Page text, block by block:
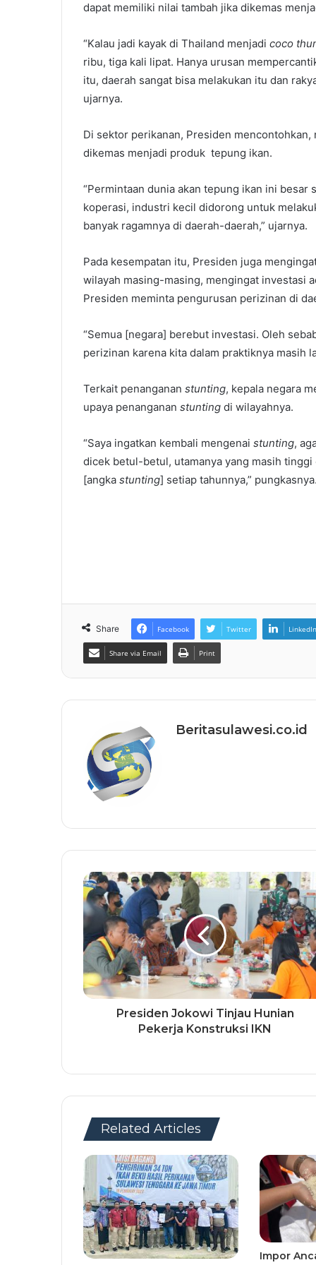
dapat memiliki nilai tambah jika dikemas
“Kalau jadi kayak di Thailand menjadi coco
ribu, tiga kali lipat. Hanya urusan
itu, daerah sangat bisa melakukan itu dan
ujarnya.
Di sektor perikanan, Presiden
dikemas menjadi produk tepung ikan.
“Permintaan dunia akan tepung ikan ini besar
koperasi, industri kecil didorong untuk
banyak ragamnya di daerah-daerah,” ujarnya.
Pada kesempatan itu, Presiden juga
wilayah masing-masing, mengingat investasi
Presiden meminta pengurusan perizinan di
“Semua [negara] berebut investasi. Oleh
perizinan karena kita dalam praktiknya masih
Terkait penanganan stunting, kepala negara
upaya penanganan stunting di wilayahnya.
“Saya ingatkan kembali mengenai stunting,
dicek betul-betul, utamanya yang masih
[angka stunting] setiap tahunnya,”
Share Facebook Twitter LinkedIn
Share via Email Print
Beritasulawesi.co.id
Presiden Jokowi Tinjau Hunian
Pekerja Konstruksi IKN
Related Articles
Impor